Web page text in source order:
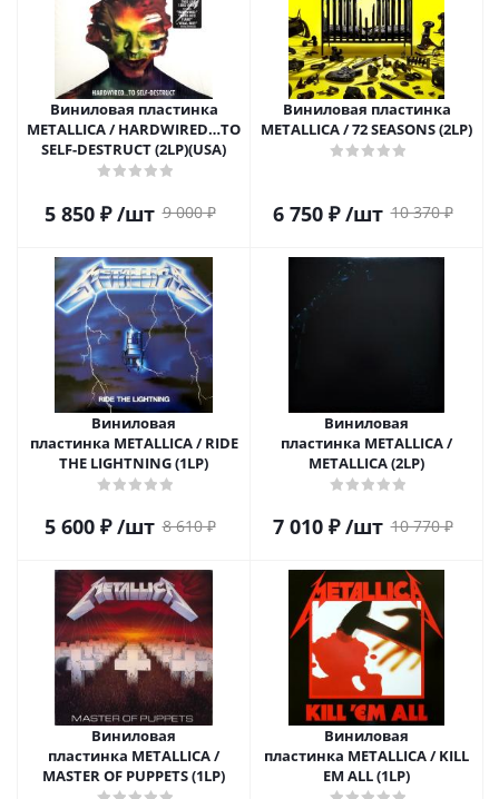
Виниловая пластинка
METALLICA / HARDWIRED…TO
SELF-DESTRUCT (2LP)(USA)
5 850₽ /шт 9 000₽
Виниловая пластинка
METALLICA / 72 SEASONS (2LP)
6 750₽ /шт 10 370₽
Виниловая
пластинка METALLICA / RIDE
THE LIGHTNING (1LP)
5 600₽ /шт 8 610₽
Виниловая
пластинка METALLICA /
METALLICA (2LP)
7 010₽ /шт 10 770₽
Виниловая
пластинка METALLICA /
MASTER OF PUPPETS (1LP)
Виниловая
пластинка METALLICA / KILL
EM ALL (1LP)